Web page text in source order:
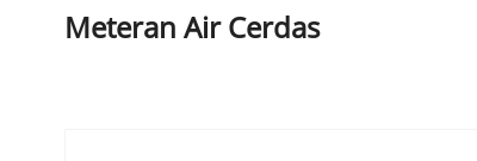
Meteran Air Cerdas